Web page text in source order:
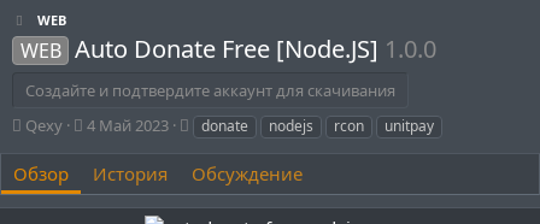
WEB
WEB Auto Donate Free [Node.JS] 1.0.0
Создайте и подтвердите аккаунт для скачивания
А
т
о
р
Qexy
Д
а
с
4 Май 2023
Т
г
и
donate nodejs rcon unitpay
Обзор История Обсуждение